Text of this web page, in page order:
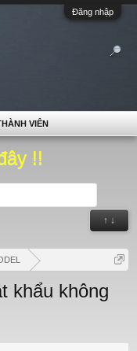
Đăng nhập
!!
↑ ↓
khẩu không
VIÊN